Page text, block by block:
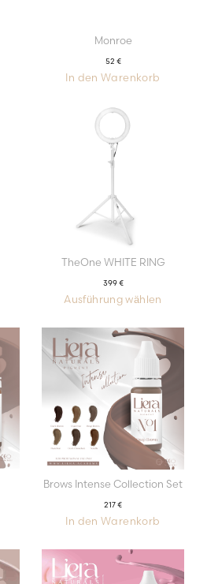
Monroe
52 €
In den Warenkorb
TheOne WHITE RING
399€
Ausführung wählen
weist
mehrere
Varianten
auf.
Die
Optionen
können
auf
gewählt
Brows Intense Collection Set
217€
In den Warenkorb